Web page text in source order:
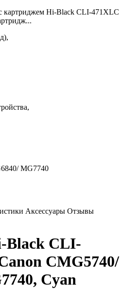
картриджем Hi-Black CLI-471XLC
MG7740
Аксессуары Отзывы
Black CLI-
CMG5740/
Cyan